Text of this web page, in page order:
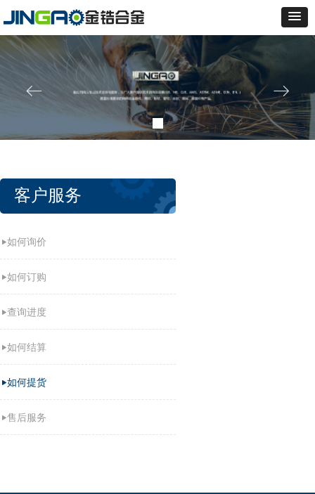
ꂃ ꁹ
客户服务
如何询价
如何订购
查询进度
如何结算
如何提货
售后服务